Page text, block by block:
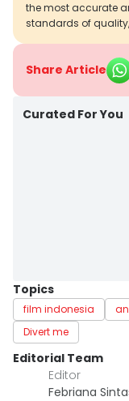
the most accurate
standards of
Share Article
Curated For You
Topics
film indonesia
Divert me
Editorial Team
Editor
Febriana